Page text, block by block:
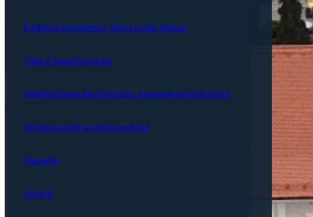
Evidența persoanelor. Stare civilă. Alegeri
Taxe și impozite locale
Administrarea patrimoniului. Amenajarea teritoriului
Infrastructură și servicii publice
Educație
Cultură